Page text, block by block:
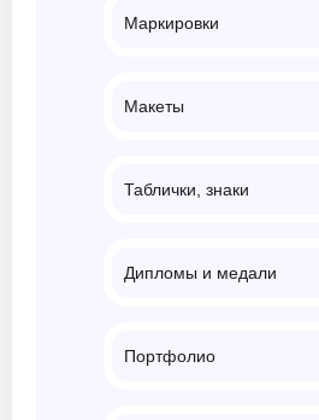
Маркировки
Макеты
Таблички, знаки
Дипломы и медали
Портфолио